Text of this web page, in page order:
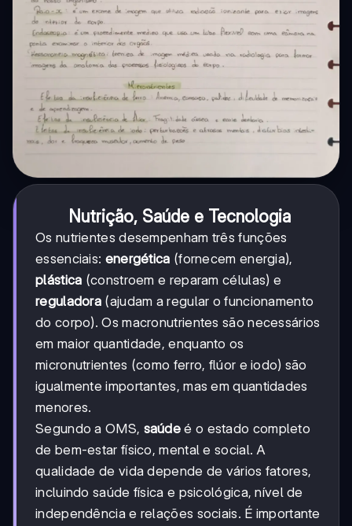
Nutrição, Saúde e Tecnologia
Os nutrientes desempenham três funções
essenciais: energética (fornecem energia),
plástica (constroem e reparam células) e
reguladora (ajudam a regular o funcionamento
do corpo). Os macronutrientes são necessários
em maior quantidade, enquanto os
micronutrientes (como ferro, flúor e iodo) são
igualmente importantes, mas em quantidades
menores.
Segundo a OMS, saúde é o estado completo
de bem-estar físico, mental e social. A
qualidade de vida depende de vários fatores,
incluindo saúde física e psicológica, nível de
independência e relações sociais. É importante